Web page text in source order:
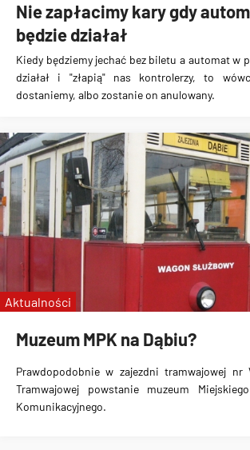
Nie zapłacimy kary gdy
będzie działał
Kiedy będziemy jechać bez biletu a automat w
działał i "złapią" nas kontrolerzy, to
dostaniemy, albo zostanie on anulowany.
Muzeum MPK na Dąbiu?
Prawdopodobnie w zajezdni tramwajowej nr
Tramwajowej powstanie muzeum
Komunikacyjnego.
Aktualności